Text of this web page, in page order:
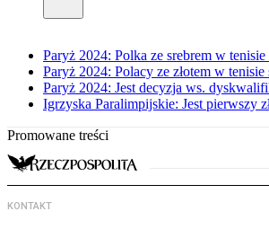
Paryż 2024: Polka ze srebrem w
Paryż 2024: Polacy ze złotem w
Paryż 2024: Jest decyzja ws.
Igrzyska Paralimpijskie: Jest pierwszy
Promowane treści
KONTAKT